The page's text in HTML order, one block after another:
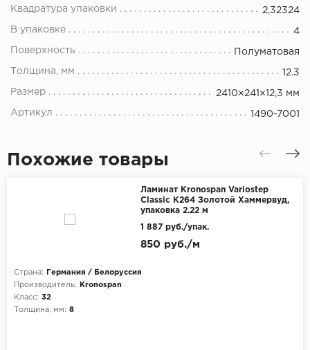
Квадратура упаковки 2,32324
В упаковке 4
Поверхность Полуматовая
Толщина, мм 12.3
Размер 2410×241×12,3 мм
Артикул 1490-7001
Похожие товары
Ламинат Kronospan Variostep
Classic K264 Золотой Хаммервуд,
упаковка 2.22 м
Страна:
Германия / Белоруссия
Производитель:
Kronospan
Класс: 32
Толщина, мм: 8
850 руб./м
1 887 руб./упак.